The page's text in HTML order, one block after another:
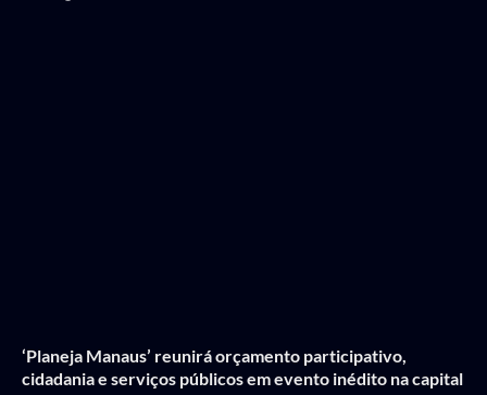
‘Planeja Manaus’ reunirá orçamento participativo,
cidadania e serviços públicos em evento inédito na capital